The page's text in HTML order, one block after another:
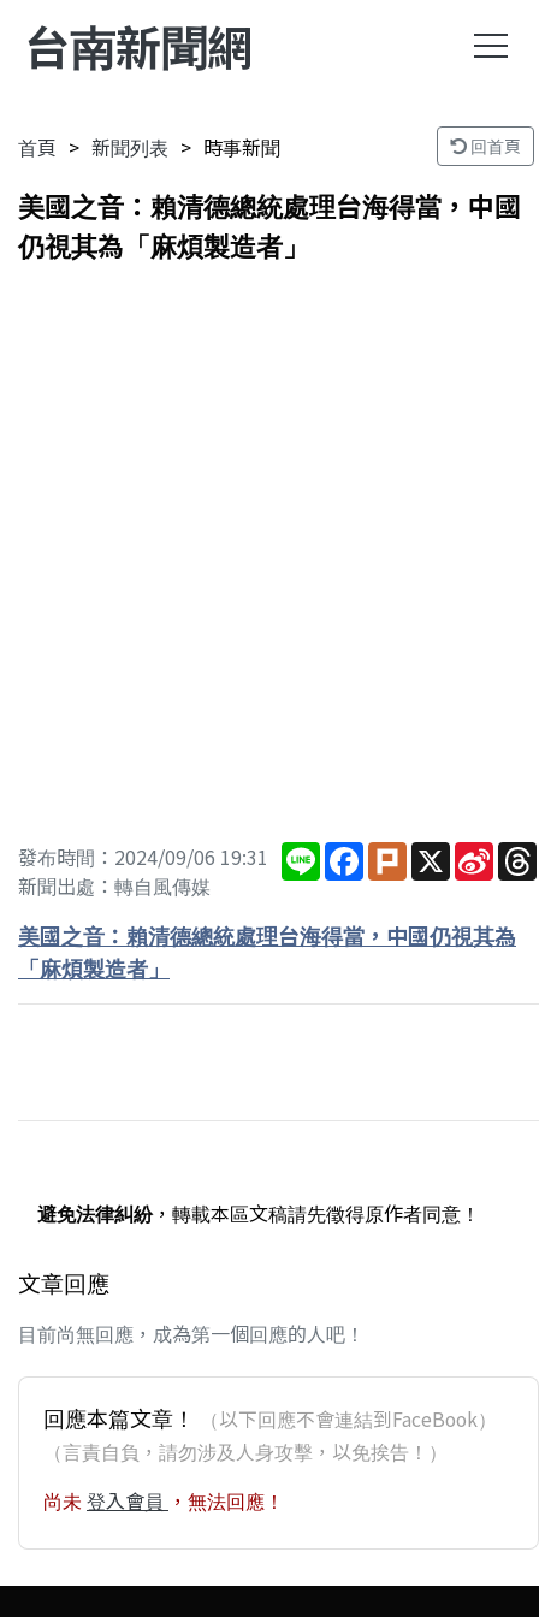
台南新聞網
首頁 新聞列表 時事新聞 回首頁
美國之音：賴清德總統處理台海得當，中國
仍視其為「麻煩製造者」
發布時間：2024/09/06 19:31
新聞出處：轉自風傳媒
Line Facebook
PlurkX Sina
美國之音：賴清德總統處理台海得當，中國仍視其為
「麻煩製造者」
避免法律糾紛，轉載本區文稿請先徵得原作者同意！
文章回應
目前尚無回應，成為第一個回應的人吧！
回應本篇文章！
（以下回應不會連結到FaceBook）
（言責自負，請勿涉及人身攻擊，以免挨告！）
尚未 登入會員 ，無法回應！